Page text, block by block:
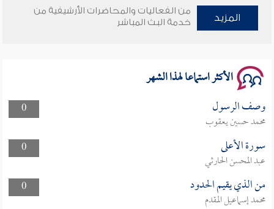
وأمنهم من خوف 9
المزيد
من الفعاليات والمحاضرات الأرشيفية من
خدمة البث المباشر
الأكثر استماعا لهذا الشهر
0 وصف الرسول
محمد حسين يعقوب
0
سورة الأعلى
عبد المحسن الحارثي
0
من الذي يقيم الحدود
محمد إسماعيل المقدم